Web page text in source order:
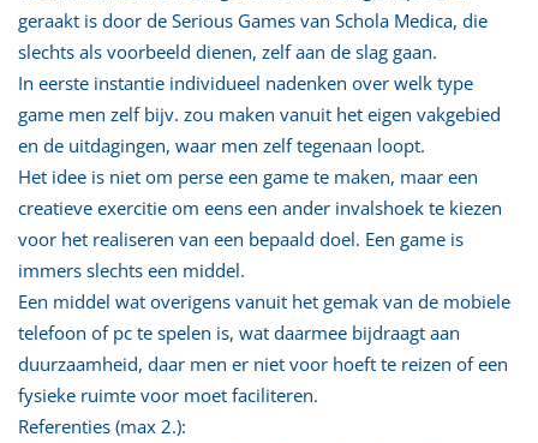
geraakt is door de Serious Games van Schola Medica, die
slechts als voorbeeld dienen, zelf aan de slag gaan.
In eerste instantie individueel nadenken over welk type
game men zelf bijv. zou maken vanuit het eigen vakgebied
en de uitdagingen, waar men zelf tegenaan loopt.
Het idee is niet om perse een game te maken, maar een
creatieve exercitie om eens een ander invalshoek te kiezen
voor het realiseren van een bepaald doel. Een game is
immers slechts een middel.
Een middel wat overigens vanuit het gemak van de mobiele
telefoon of pc te spelen is, wat daarmee bijdraagt aan
duurzaamheid, daar men er niet voor hoeft te reizen of een
fysieke ruimte voor moet faciliteren.
Referenties (max 2.):